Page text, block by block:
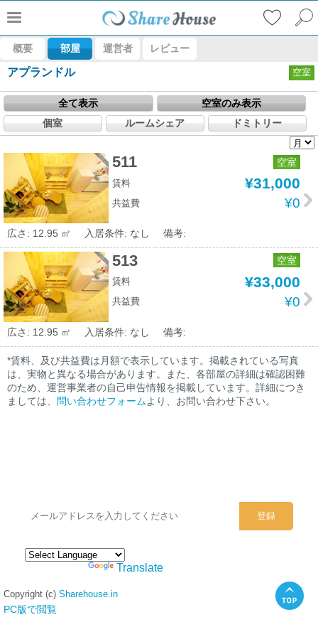
概要 部屋 運営者 レビュー
アプランドル 空室
全て表示
空室のみ表示
個室
ルームシェア ドミトリー
511 空室
賃料 ¥31,000
共益費 ¥0
広さ: 12.95 ㎡ 入居条件: なし 備考:
513 空室
賃料 ¥33,000
共益費 ¥0
広さ: 12.95 ㎡ 入居条件: なし 備考:
*賃料、及び共益費は月額で表示しています。掲載されている写真
は、実物と異なる場合があります。また、各部屋の詳細は確認困難
のため、運営事業者の自己申告情報を掲載しています。詳細につき
ましては、
問い合わせフォームより、お問い合わせ下さい。
Translate
Copyright (c) Sharehouse.in
PC版で閲覧